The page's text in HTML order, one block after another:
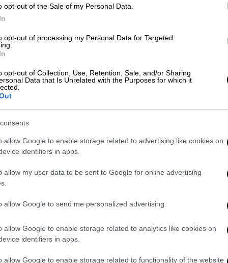
opt-out of the Sale of my Personal Data.
opt-out of processing my Personal Data for Targeted
opt-out of Collection, Use, Retention, Sale, and/or Sharing
Data that Is Unrelated with the Purposes for which it
allow Google to enable storage related to advertising like cookies on
identifiers in apps.
allow my user data to be sent to Google for online advertising
allow Google to send me personalized advertising.
allow Google to enable storage related to analytics like cookies on
identifiers in apps.
allow Google to enable storage related to functionality of the website
, «Στο πλαίσιο αυτό, ο αναπληρωτής
τωντραπεζικών ιδρυμάτωνπου
ακόμη ότι
«Σπίτι μου ΙΙ» συνολικού ύψους
Εθνικής Οικονομίας και Οικονομικών και
πλαίσιο της στεγαστικής πολιτικής
από το Ταμείο Ανάκαμψης
βάσει του ευρωπαϊκού
οροσήμων του Εθνικού Σχεδίου
«Ελλάδα 2.0», και στο πλαίσιο της
Ελλάδα την Παρασκευή 8 Μάϊου 2026,
στόχου για το πρόγραμμα Σπίτι